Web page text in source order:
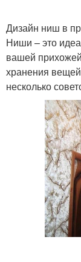
Дизайн ниш в
Ниши – это
вашей
хранения
несколько